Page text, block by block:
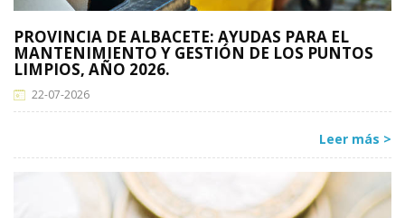
PROVINCIA DE ALBACETE: AYUDAS PARA EL
MANTENIMIENTO Y GESTIÓN DE LOS PUNTOS
LIMPIOS, AÑO 2026.
22-07-2026
Leer más >